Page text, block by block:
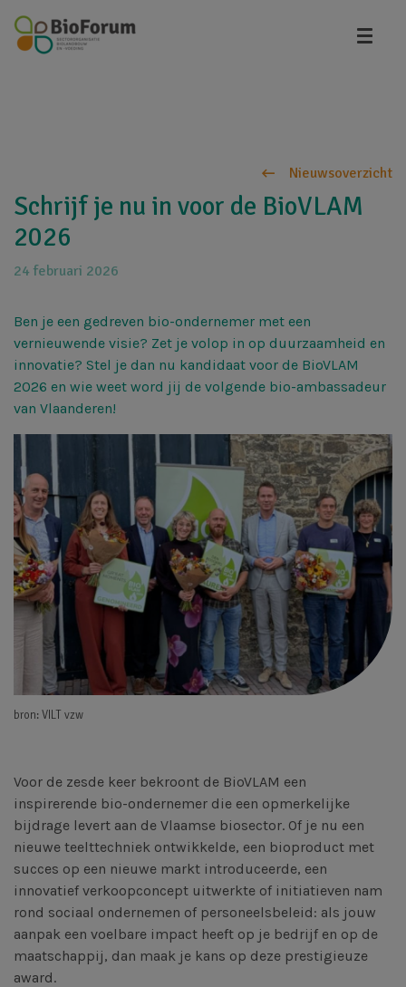
Nieuwsoverzicht
Schrijf je nu in voor de BioVLAM
2026
24 februari 2026
​Ben je een gedreven bio-ondernemer met een
vernieuwende visie? Zet je volop in op duurzaamheid en
innovatie? Stel je dan nu kandidaat voor de BioVLAM
2026 en wie weet word jij de volgende bio-ambassadeur
van Vlaanderen!
bron: VILT vzw
Voor de zesde keer bekroont de BioVLAM een
inspirerende bio-ondernemer die een opmerkelijke
bijdrage levert aan de Vlaamse biosector. Of je nu een
nieuwe teelttechniek ontwikkelde, een bioproduct met
succes op een nieuwe markt introduceerde, een
innovatief verkoopconcept uitwerkte of initiatieven nam
rond sociaal ondernemen of personeelsbeleid: als jouw
aanpak een voelbare impact heeft op je bedrijf en op de
maatschappij, dan maak je kans op deze prestigieuze
award.